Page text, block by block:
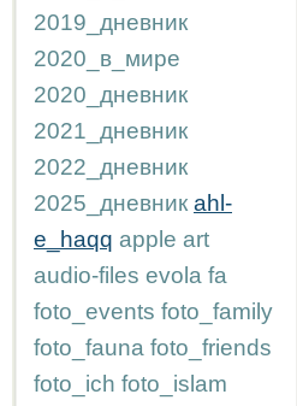
2019_дневник
2020_в_мире
2020_дневник
2021_дневник
2022_дневник
2025_дневник ahl-
e_haqq apple art
audio-files evola fa
foto_events foto_family
foto_fauna foto_friends
foto_ich foto_islam